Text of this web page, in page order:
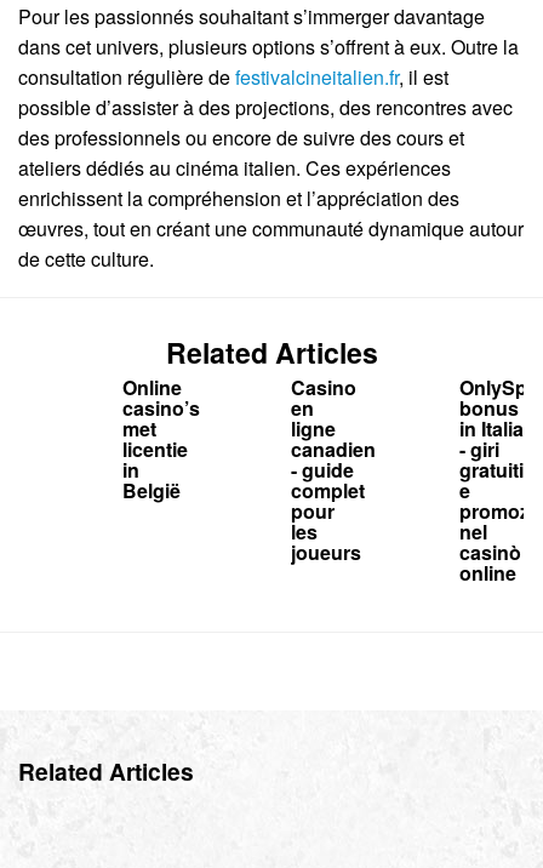
Pour les passionnés souhaitant s’immerger davantage
dans cet univers, plusieurs options s’offrent à eux. Outre la
consultation régulière defestivalcineitalien.fr, il est
possible d’assister à des projections, des rencontres avec
des professionnels ou encore de suivre des cours et
ateliers dédiés au cinéma italien. Ces expériences
enrichissent la compréhension et l’appréciation des
œuvres, tout en créant une communauté dynamique autour
de cette culture.
Related Articles
Online
casino’s
met
licentie
in
België
Casino
en
ligne
canadien
- guide
complet
pour
les
joueurs
bonus
in Italia
- giri
gratuiti
e
nel
casinò
online
Related Articles